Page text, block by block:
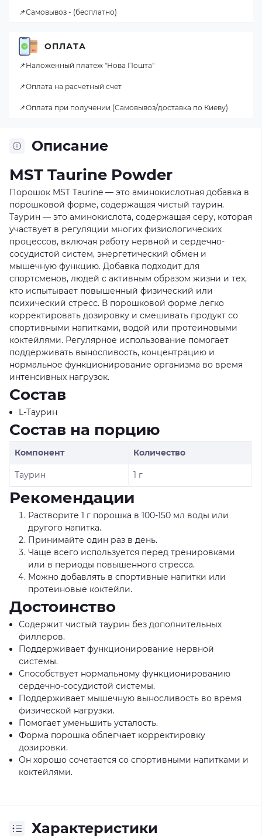
Описание
MST Taurine Powder
Порошок MST Taurine — это аминокислотная добавка в
порошковой форме, содержащая чистый таурин.
Таурин — это аминокислота, содержащая серу, которая
участвует в регуляции многих физиологических
процессов, включая работу нервной и сердечно-
сосудистой систем, энергетический обмен и
мышечную функцию. Добавка подходит для
спортсменов, людей с активным образом жизни и тех,
кто испытывает повышенный физический или
психический стресс. В порошковой форме легко
корректировать дозировку и смешивать продукт со
спортивными напитками, водой или протеиновыми
коктейлями. Регулярное использование помогает
поддерживать выносливость, концентрацию и
нормальное функционирование организма во время
интенсивных нагрузок.
Состав
L-Таурин
Состав на порцию
Компонент Количество
Таурин 1 г
Рекомендации
Растворите 1 г порошка в 100-150 мл воды или
другого напитка.
Принимайте один раз в день.
Чаще всего используется перед тренировками
или в периоды повышенного стресса.
Можно добавлять в спортивные напитки или
протеиновые коктейли.
Достоинство
Содержит чистый таурин без дополнительных
филлеров.
Поддерживает функционирование нервной
системы.
Способствует нормальному функционированию
сердечно-сосудистой системы.
Поддерживает мышечную выносливость во время
физической нагрузки.
Помогает уменьшить усталость.
Форма порошка облегчает корректировку
дозировки.
Он хорошо сочетается со спортивными напитками и
коктейлями.
Характеристики
📌Самовывоз - (бесплатно)
ОПЛАТА
📌Наложенный платеж "Нова Пошта"
📌Оплата на расчетный счет
📌Оплата при получении (Самовывоз/доставка по Киеву)